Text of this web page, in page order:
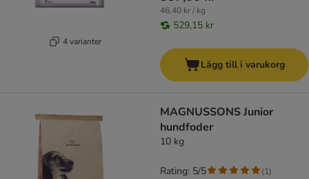
4 varianter
46,40 kr / kg
529,15 kr
Lägg till i varukorg
MAGNUSSONS Junior
hundfoder
10 kg
Rating: 5/5 (1)